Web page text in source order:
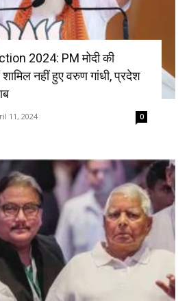
2024: PM मोदी की
शामिल नहीं हुए वरुण गांधी, प्रदेश
11, 2024 0